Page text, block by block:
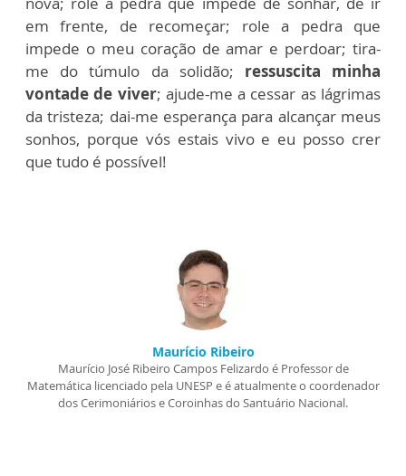
em frente, de recomeçar; role a pedra que
impede o meu coração de amar e perdoar; tira-
me do túmulo da solidão; ressuscita minha
vontade de viver; ajude-me a cessar as lágrimas
da tristeza; dai-me esperança para alcançar meus
sonhos, porque vós estais vivo e eu posso crer
que tudo é possível!
Maurício Ribeiro
Maurício José Ribeiro Campos Felizardo é Professor de
Matemática licenciado pela UNESP e é atualmente o coordenador
dos Cerimoniários e Coroinhas do Santuário Nacional.